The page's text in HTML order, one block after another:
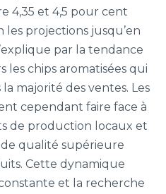
4,35 et 4,5 pour cent
les projections jusqu’en
par la tendance
les chips aromatisées qui
majorité des ventes. Les
cependant faire face à
de production locaux et
qualité supérieure
Cette dynamique
et la recherche